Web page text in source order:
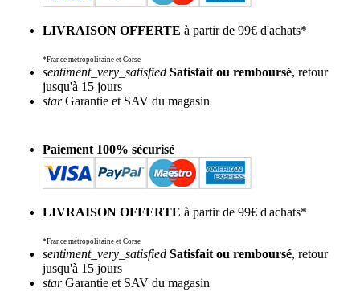
LIVRAISON OFFERTE à partir de 99€ d'achats*
*France métropolitaine et Corse
sentiment_very_satisfied Satisfait ou remboursé, retour
jusqu'à 15 jours
starGarantie et SAV du magasin
Paiement 100% sécurisé
LIVRAISON OFFERTE à partir de 99€ d'achats*
*France métropolitaine et Corse
sentiment_very_satisfied Satisfait ou remboursé, retour
jusqu'à 15 jours
starGarantie et SAV du magasin